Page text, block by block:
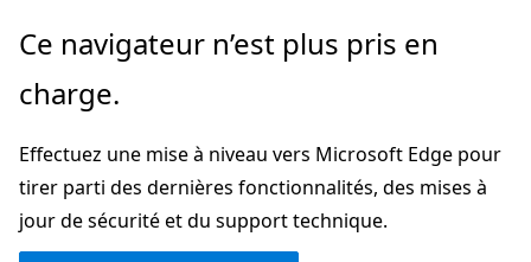
Passer
directement
au
principal
Ce navigateur n’est plus pris en
charge.
Effectuez une mise à niveau vers Microsoft Edge pour
tirer parti des dernières fonctionnalités, des mises à
jour de sécurité et du support technique.